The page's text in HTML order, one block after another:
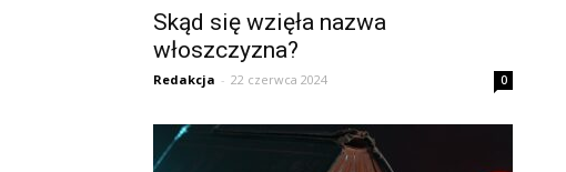
Skąd się wzięła nazwa
włoszczyzna?
Redakcja - 22 czerwca 2024 0